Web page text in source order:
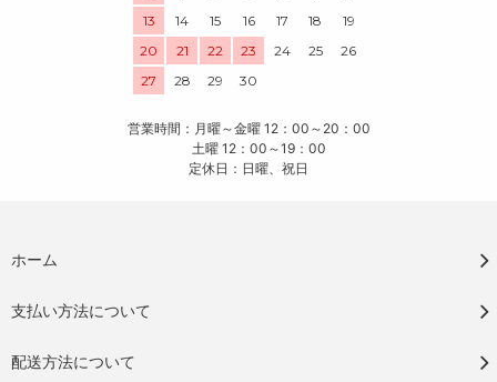
13
14 15 16 17 18
19
20
21 22 23 24 25
26
27
28 29 30
営業時間：月曜～金曜 12：00～20：00
土曜 12：00～19：00
定休日：日曜、祝日
ホーム
支払い方法について
配送方法について